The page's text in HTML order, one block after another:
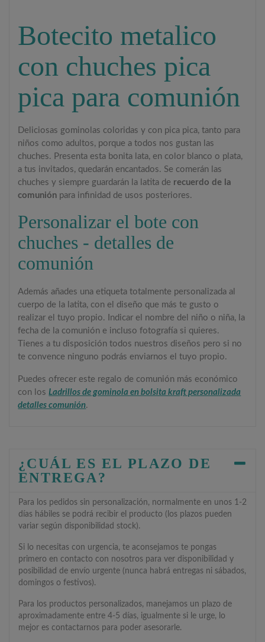
Botecito metalico
con chuches pica
pica para comunión
Deliciosas gominolas coloridas y con pica pica, tanto para
niños como adultos, porque a todos nos gustan las
chuches. Presenta esta bonita lata, en color blanco o plata,
a tus invitados, quedarán encantados. Se comerán las
chuches y siempre guardarán la latita de recuerdo de la
comunión para infinidad de usos posteriores.
Personalizar el bote con
chuches - detalles de
comunión
Además añades una etiqueta totalmente personalizada al
cuerpo de la latita, con el diseño que más te gusto o
realizar el tuyo propio. Indicar el nombre del niño o niña, la
fecha de la comunión e incluso fotografía si quieres.
Tienes a tu disposición todos nuestros diseños pero si no
te convence ninguno podrás enviarnos el tuyo propio.
Puedes ofrecer este regalo de comunión más económico
con losLadrillos de gominola en bolsita kraft personalizada
detalles comunión.
¿CUÁL ES EL PLAZO DE
ENTREGA?
Para los pedidos sin personalización, normalmente en unos 1-2
días hábiles se podrá recibir el producto (los plazos pueden
variar según disponibilidad stock).
Si lo necesitas con urgencia, te aconsejamos te pongas
primero en contacto con nosotros para ver disponibilidad y
posibilidad de envío urgente (nunca habrá entregas ni sábados,
domingos o festivos).
Para los productos personalizados, manejamos un plazo de
aproximadamente entre 4-5 días, igualmente si le urge, lo
mejor es contactarnos para poder asesorarle.